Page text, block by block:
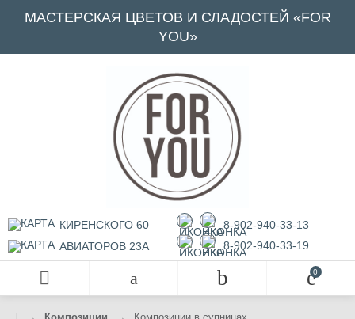
МАСТЕРСКАЯ ЦВЕТОВ И СЛАДОСТЕЙ «FOR
YOU»
КИРЕНСКОГО 60
АВИАТОРОВ 23А
8-902-940-33-13
8-902-940-33-19